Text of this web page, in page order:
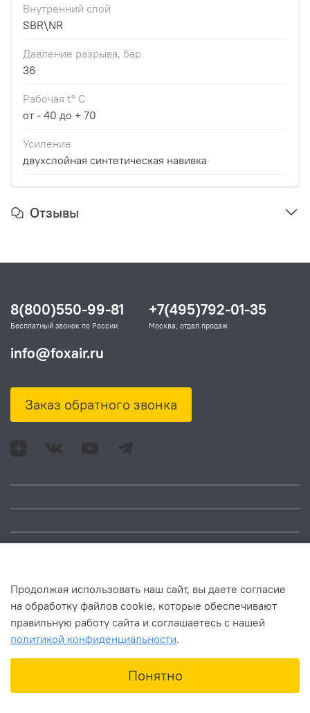
В корзину
Внутренний слой
SBR\NR
Давление разрыва, бар
36
Рабочая t° С
от - 40 до + 70
Усиление
двухслойная синтетическая навивка
Отзывы
Адрес: Москва, ул.
8(800)550-99-81
Бесплатный звонок по России
+7(495)792-01-35
Москва, отдел продаж
info@foxair.ru
Заказ обратного звонка
Продолжая использовать наш сайт, вы даете согласие
на обработку файлов cookie, которые обеспечивают
правильную работу сайта и соглашаетесь с нашей
политикой конфиденциальности.
Понятно